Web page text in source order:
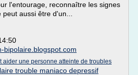
l'entourage, reconnaître les signes
aussi être d'un...
bipolaire.blogspot.com
aider une personne atteinte de troubles
trouble maniaco depressif